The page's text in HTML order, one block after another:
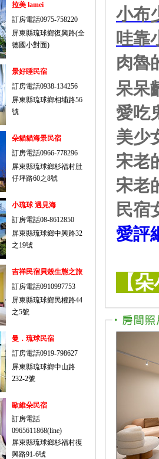
拉美 lamei
訂房電話0975-758220
屏東縣琉球鄉復興路(全
德國小對面)
景好睡民宿
訂房電話0938-134256
屏東縣琉球鄉相埔路56
號
朵貓貓海景民宿
訂房電話0966-778296
屏東縣琉球鄉杉福村肚
仔坪路60之8號
小琉球 遇見海
訂房電話08-8612850
屏東縣琉球鄉中興路32
之19號
吉祥民宿貝殼生態之旅
訂房電話0910997753
屏東縣琉球鄉民權路44
之5號
曼．琉球民宿
訂房電話0919-798627
屏東縣琉球鄉中山路
232-2號
歐維朵民宿
訂房電話
0965611868(line)
屏東縣琉球鄉杉福村復
興路91-6號
小布
哇靠
肉魯
呆呆
愛吃
美少
宋老
宋老
民宿
愛評
【